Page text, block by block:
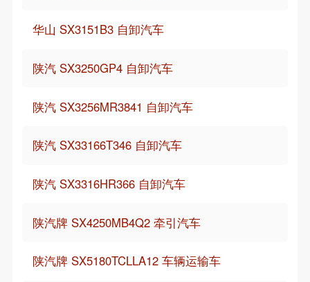
华山 SX3151B3 自卸汽车
陕汽 SX3250GP4 自卸汽车
陕汽 SX3256MR3841 自卸汽车
陕汽 SX33166T346 自卸汽车
陕汽 SX3316HR366 自卸汽车
陕汽牌 SX4250MB4Q2 牵引汽车
陕汽牌 SX5180TCLLA12 车辆运输车